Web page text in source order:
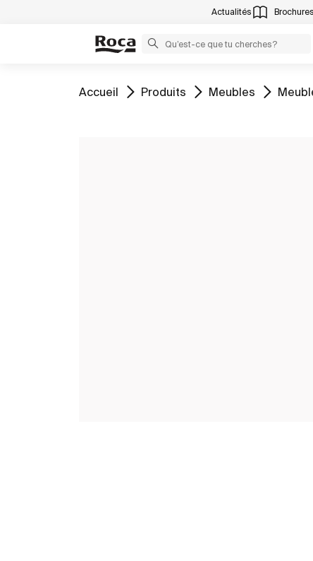
Actualités Brochures
Aller à
Accueil Aller à
Produits Aller à
Meubles Aller à